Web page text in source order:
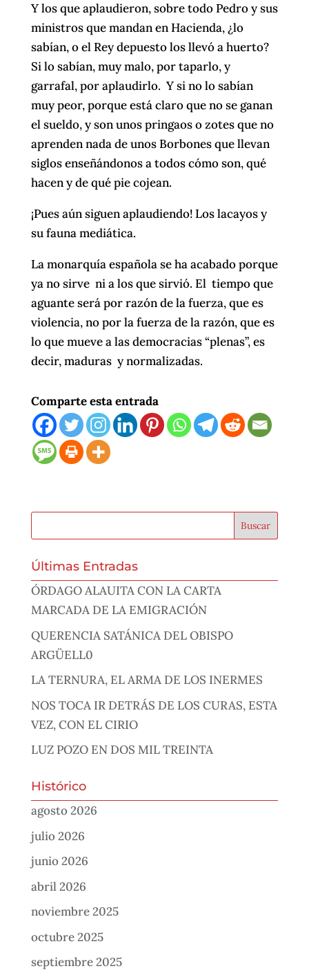
Y los que aplaudieron, sobre todo Pedro y sus
ministros que mandan en Hacienda, ¿lo
sabían, o el Rey depuesto los llevó a huerto?
Si lo sabían, muy malo, por taparlo, y
garrafal, por aplaudirlo. Y si no lo sabían
muy peor, porque está claro que no se ganan
el sueldo, y son unos pringaos o zotes que no
aprenden nada de unos Borbones que llevan
siglos enseñándonos a todos cómo son, qué
hacen y de qué pie cojean.
¡Pues aún siguen aplaudiendo! Los lacayos y
su fauna mediática.
La monarquía española se ha acabado porque
ya no sirve ni a los que sirvió. El tiempo que
aguante será por razón de la fuerza, que es
violencia, no por la fuerza de la razón, que es
lo que mueve a las democracias “plenas”, es
decir, maduras y normalizadas.
Comparte esta entrada
Últimas Entradas
ÓRDAGO ALAUITA CON LA CARTA
MARCADA DE LA EMIGRACIÓN
QUERENCIA SATÁNICA DEL OBISPO
ARGÜELL0
LA TERNURA, EL ARMA DE LOS INERMES
NOS TOCA IR DETRÁS DE LOS CURAS, ESTA
VEZ, CON EL CIRIO
LUZ POZO EN DOS MIL TREINTA
Histórico
agosto 2026
julio 2026
junio 2026
abril 2026
noviembre 2025
octubre 2025
septiembre 2025